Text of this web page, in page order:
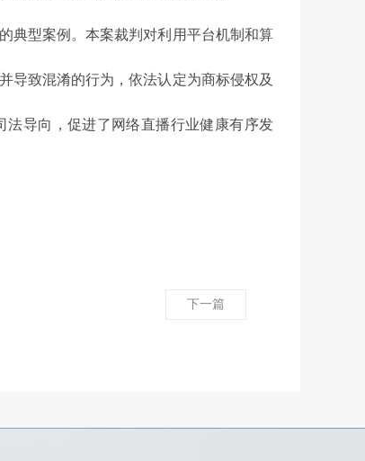
型案例。本案裁判对利用平台机制和算
导致混淆的行为，依法认定为商标侵权及
导向，促进了网络直播行业健康有序发
下一篇